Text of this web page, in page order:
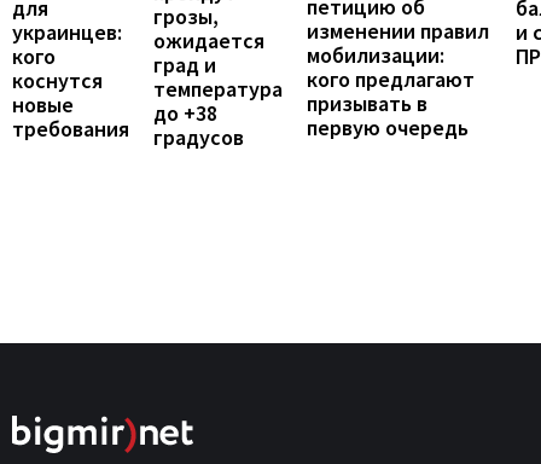
для
украинцев:
кого
коснутся
новые
требования
грозы,
ожидается
град и
температура
до +38
градусов
петицию об
изменении правил
мобилизации:
кого предлагают
призывать в
первую очередь
и